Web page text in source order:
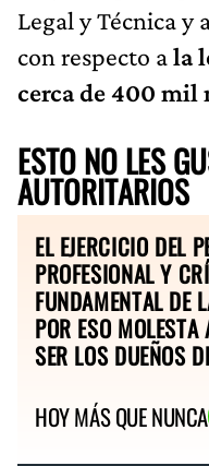
Legal y Técnica y
con respecto ala
cerca de 400 mil
ESTO NO LES
AUTORITARIOS
EL EJERCICIO DEL
PROFESIONAL Y
FUNDAMENTAL DE
POR ESO MOLESTA
SER LOS DUEÑOS
HOY MÁS QUE NUNCA